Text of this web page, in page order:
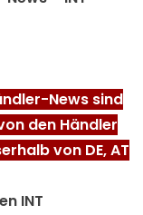
News sind
den Händler
von DE, AT
INT